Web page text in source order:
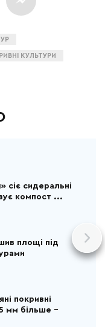
КУЛЬТУРИ
сіє сидеральні
компост ...
площі під
покривні
мм більше –